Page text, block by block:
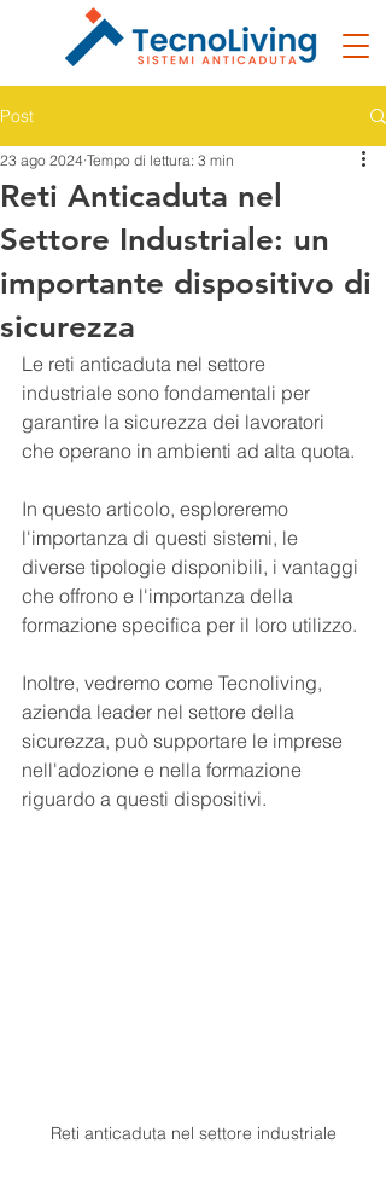
Post
Reti Anticaduta nel
Settore Industriale: un
importante dispositivo di
sicurezza
23 ago 2024 Tempo di lettura: 3 min
Le reti anticaduta nel settore
industriale sono fondamentali per
garantire la sicurezza dei lavoratori
che operano in ambienti ad alta quota.
In questo articolo, esploreremo
l'importanza di questi sistemi, le
diverse tipologie disponibili, i vantaggi
che offrono e l'importanza della
formazione specifica per il loro utilizzo.
Inoltre, vedremo come Tecnoliving,
azienda leader nel settore della
sicurezza, può supportare le imprese
nell'adozione e nella formazione
riguardo a questi dispositivi.
Reti anticaduta nel settore industriale